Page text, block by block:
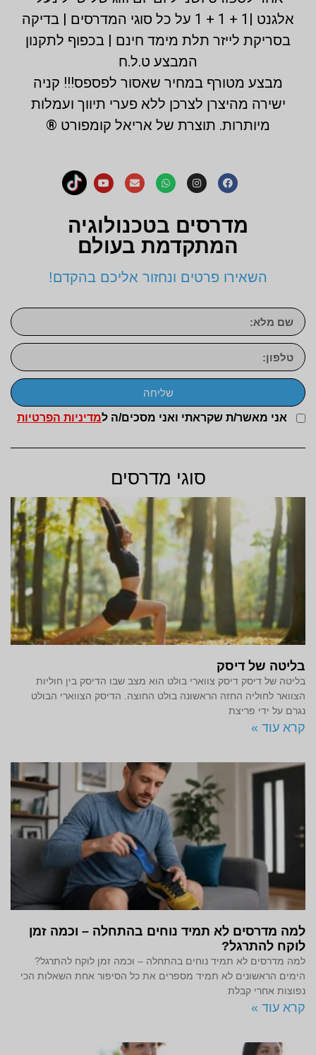
אלגנט |1 + 1 + 1 על כל סוגי המדרסים | בדיקה
בסריקת לייזר תלת מימד חינם | בכפוף לתקנון
המבצע ט.ל.ח
מבצע מטורף במחיר שאסור לפספס!!! קניה
ישירה מהיצרן לצרכן ללא פערי תיווך ועמלות
מיותרות. תוצרת של אריאל קומפורט ®
מדרסים בטכנולוגיה
המתקדמת בעולם
השאירו פרטים ונחזור אליכם בהקדם!
אני מאשר/ת שקראתי ואני מסכים/ה למדיניות הפרטיות
שליחה
סוגי מדרסים
בליטה של דיסק
בליטה של דיסק דיסק צווארי בולט הוא מצב שבו הדיסק בין חוליות
הצוואר לחוליה החזה הראשונה בולט החוצה. הדיסק הצווארי הבולט
נגרם על ידי פריצת
קרא עוד »
למה מדרסים לא תמיד נוחים בהתחלה – וכמה זמן
לוקח להתרגל?
למה מדרסים לא תמיד נוחים בהתחלה – וכמה זמן לוקח להתרגל?
הימים הראשונים לא תמיד מספרים את כל הסיפור אחת השאלות הכי
נפוצות אחרי קבלת
קרא עוד »